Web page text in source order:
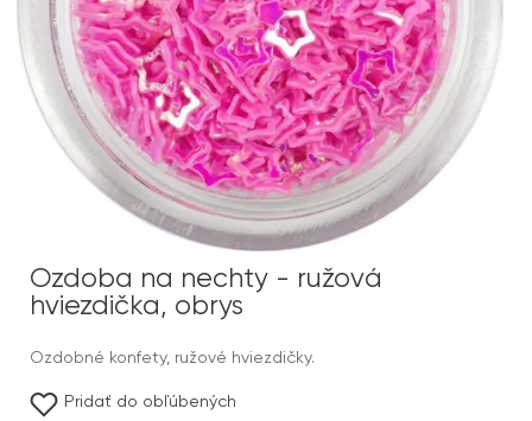
Ozdoba na nechty - ružová
hviezdička, obrys
Ozdobné konfety, ružové hviezdičky.
Pridať do obľúbených